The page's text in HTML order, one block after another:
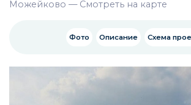
Можейково — Смотреть на карте
Фото Описание Схема